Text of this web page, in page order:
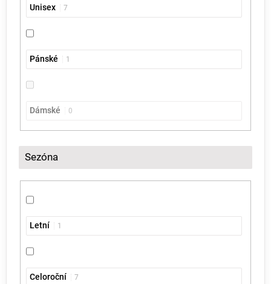
Unisex 7
Pánské 1
Dámské 0
Sezóna
Letní 1
Celoroční 7